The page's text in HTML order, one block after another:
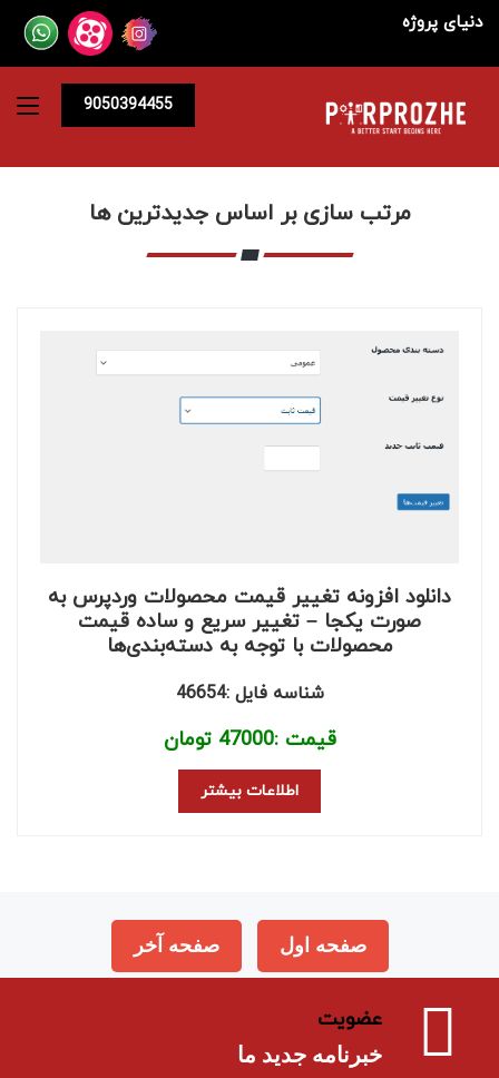
دنیای پروژه
9050394455
مرتب سازی بر اساس جدیدترین ها
دانلود افزونه تغییر قیمت محصولات وردپرس به
صورت یکجا – تغییر سریع و ساده قیمت
محصولات با توجه به دسته‌بندی‌ها
شناسه فایل :46654
قیمت :47000 تومان
اطلاعات بیشتر
صفحه اول صفحه آخر
عضویت
خبرنامه جدید ما